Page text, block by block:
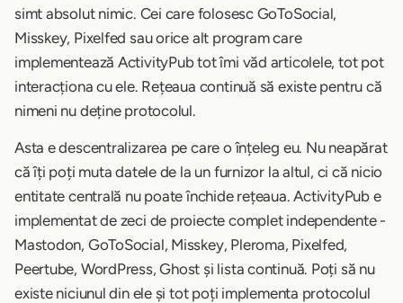
simt absolut nimic. Cei care folosesc GoToSocial,
Misskey, Pixelfed sau orice alt program care
implementează ActivityPub tot îmi văd articolele, tot pot
interacționa cu ele. Rețeaua continuă să existe pentru că
nimeni nu deține protocolul.
Asta e descentralizarea pe care o înțeleg eu. Nu neapărat
că îți poți muta datele de la un furnizor la altul, ci că nicio
entitate centrală nu poate închide rețeaua. ActivityPub e
implementat de zeci de proiecte complet independente -
Mastodon, GoToSocial, Misskey, Pleroma, Pixelfed,
Peertube, WordPress, Ghost și lista continuă. Poți să nu
existe niciunul din ele și tot poți implementa protocolul